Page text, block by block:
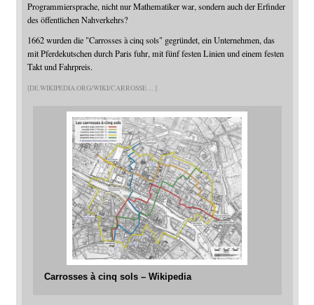
Programmiersprache, nicht nur Mathematiker war, sondern auch der Erfinder
des öffentlichen Nahverkehrs?
1662 wurden die "Carrosses à cinq sols" gegründet, ein Unternehmen, das
mit Pferdekutschen durch Paris fuhr, mit fünf festen Linien und einem festen
Takt und Fahrpreis.
DE.WIKIPEDIA.ORG/WIKI/CARROSSE
Carrosses à cinq sols – Wikipedia